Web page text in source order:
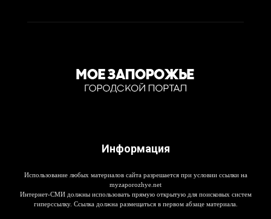
Информация
Использование любых материалов сайта разрешается при условии ссылки на
myzaporozhye.net
Интернет-СМИ должны использовать прямую открытую для поисковых систем
гиперссылку. Ссылка должна размещаться в первом абзаце материала.